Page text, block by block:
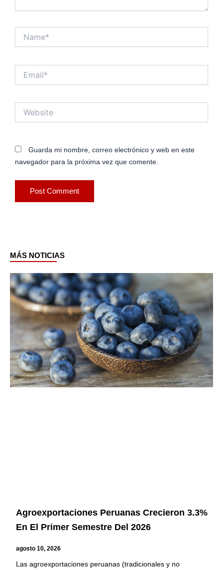
Guarda mi nombre, correo electrónico y web en este
navegador para la próxima vez que comente.
MÁS NOTICIAS
Agroexportaciones Peruanas Crecieron 3.3%
En El Primer Semestre Del 2026
agosto 10, 2026
Las agroexportaciones peruanas (tradicionales y no
PagePagePage Page